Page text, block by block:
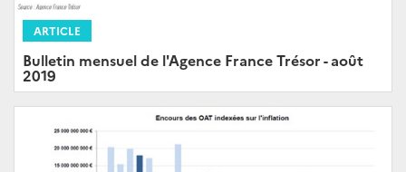
ARTICLE
Bulletin mensuel de l'Agence France Trésor - août
2019